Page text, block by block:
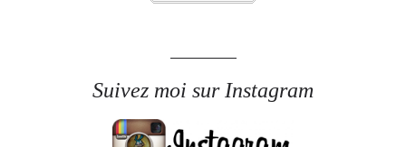
Suivez moi sur Instagram